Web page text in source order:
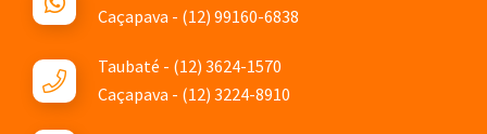
Caçapava - (12) 99160-6838
Taubaté - (12) 3624-1570
Caçapava - (12) 3224-8910